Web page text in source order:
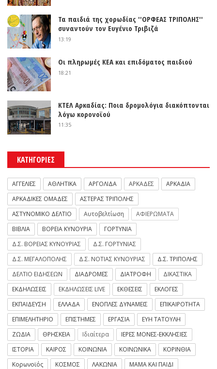
Τα παιδιά της χορωδίας ''ΟΡΦΕΑΣ ΤΡΙΠΟΛΗΣ''
συναντούν τον Ευγένιο Τριβιζά
13:19
Οι πληρωμές ΚΕΑ και επιδόματος παιδιού
18:21
ΚΤΕΛ Αρκαδίας: Ποια δρομολόγια διακόπτονται
λόγω κορονοϊού
11:35
ΚΑΤΗΓΟΡΙΕΣ
ΑΓΓΕΛΙΕΣ ΑΘΛΗΤΙΚΑ ΑΡΓΟΛΙΔΑ ΑΡΚΑΔΕΣ
ΑΡΚΑΔΙΑ
ΑΡΚΑΔΙΚΕΣ ΟΜΑΔΕΣ
ΑΣΤΕΡΑΣ ΤΡΙΠΟΛΗΣ
ΑΣΤΥΝΟΜΙΚΟ ΔΕΛΤΙΟ
Αυτοβελτίωση
ΑΦΙΕΡΩΜΑΤΑ
ΒΙΒΛΙΑ
ΒΟΡΕΙΑ ΚΥΝΟΥΡΙΑ
ΓΟΡΤΥΝΙΑ
Δ.Σ. ΒΟΡΕΙΑΣ ΚΥΝΟΥΡΙΑΣ
Δ.Σ. ΓΟΡΤΥΝΙΑΣ
Δ.Σ. ΜΕΓΑΛΟΠΟΛΗΣ
Δ.Σ. ΝΟΤΙΑΣ ΚΥΝΟΥΡΙΑΣ
Δ.Σ. ΤΡΙΠΟΛΗΣ
ΔΕΛΤΙΟ ΕΙΔΗΣΕΩΝ
ΔΙΑΔΡΟΜΕΣ ΔΙΑΤΡΟΦΗ
ΔΙΚΑΣΤΙΚΑ
ΕΚΔΗΛΩΣΕΙΣ
ΕΚΔΗΛΩΣΕΙΣ LIVE ΕΚΘΕΣΕΙΣ
ΕΚΛΟΓΕΣ
ΕΚΠΑΙΔΕΥΣΗ
ΕΛΛΑΔΑ ΕΝΟΠΛΕΣ ΔΥΝΑΜΕΙΣ
ΕΠΙΚΑΙΡΟΤΗΤΑ
ΕΠΙΜΕΛΗΤΗΡΙΟ
ΕΠΙΣΤΗΜΕΣ ΕΡΓΑΣΙΑ
ΕΥΗ ΤΑΤΟΥΛΗ
ΖΩΔΙΑ
ΘΡΗΣΚΕΙΑ Ιδιαίτερα
ΙΕΡΕΣ ΜΟΝΕΣ-ΕΚΚΛΗΣΙΕΣ
ΙΣΤΟΡΙΑ
ΚΑΙΡΟΣ ΚΟΙΝΩΝΙΑ ΚΟΙΝΩΝΙΚΑ
ΚΟΡΙΝΘΙΑ
Κορωνοϊός
ΚΟΣΜΟΣ ΛΑΚΩΝΙΑ
ΜΑΜΑ ΚΑΙ ΠΑΙΔΙ